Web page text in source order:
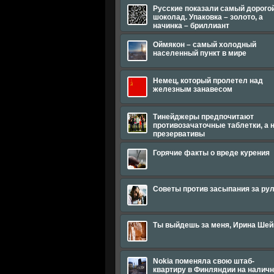
Русские показали самый
шоколад. Упаковка – золото, а
начинка – бриллиант
Оймякон – самый холодный
населенный пункт в мире
Немец, который пролетел над
железным занавесом
Тинейджеры предпочитают
противозачаточные таблетки, а
презервативы
Горячие факты о вреде курения
Советы против засыпания за
Ты выйдешь за меня, Ирина
Nokia поменяла свою штаб-
квартиру в Финляндии на